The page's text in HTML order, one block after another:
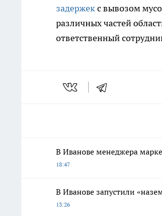
задержекс вывозом
различных частей
ответственный
В Иванове менеджера
18:47
В Иванове запустили
13:26